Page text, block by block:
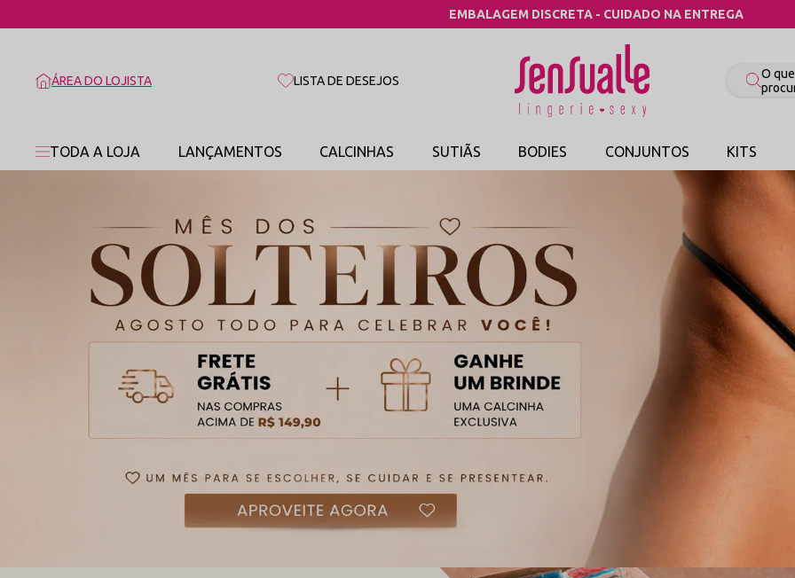
COMPRE POR CATEGORIA
ÁREA DO LOJISTA LISTA DE DESEJOS
TODA A LOJA LANÇAMENTOS CALCINHAS SUTIÃS BODIES CONJUNTOS KITS